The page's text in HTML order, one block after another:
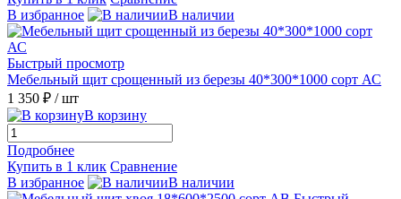
В избранное
В наличии
Быстрый просмотр
Мебельный щит срощенный из березы 40*300*1000 сорт АС
1 350 ₽ / шт
В корзину
Подробнее
Купить в 1 клик Сравнение
В избранное
В наличии